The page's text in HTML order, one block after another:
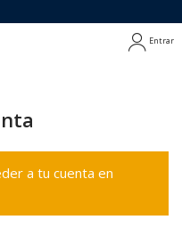
Entrar
a tu cuenta en